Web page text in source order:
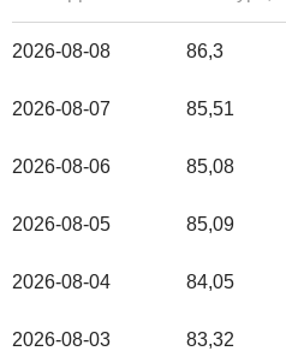
2026-08-08 86,3
2026-08-07 85,51
2026-08-06 85,08
2026-08-05 85,09
2026-08-04 84,05
2026-08-03 83,32